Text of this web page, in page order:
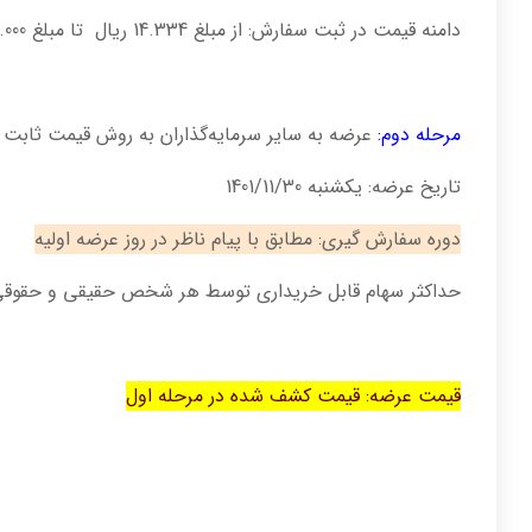
دامنه قیمت در ثبت سفارش: از مبلغ 14.334 ریال تا مبلغ 19.000 ریال
مرحله دوم: عرضه به سایر سرمایه‌گذاران به روش قیمت ثابت
تاریخ عرضه: یکشنبه 1401/11/30
دوره سفارش گیری: مطابق با پیام ناظر در روز عرضه اولیه
حداکثر سهام قابل خریداری توسط هر شخص حقیقی و حقوقی : 300
قیمت عرضه: قیمت کشف شده در مرحله اول